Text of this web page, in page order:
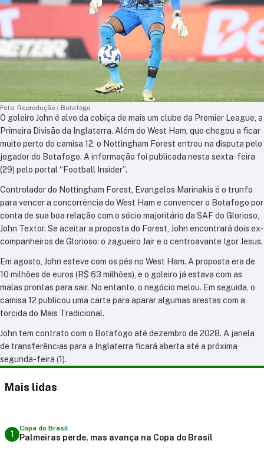
Foto: Reprodução / Botafogo
O goleiro John é alvo da cobiça de mais um clube da Premier League, a
Primeira Divisão da Inglaterra. Além do West Ham, que chegou a ficar
muito perto do camisa 12, o Nottingham Forest entrou na disputa pelo
jogador do Botafogo. A informação foi publicada nesta sexta-feira
(29) pelo portal “Football Insider”.
Controlador do Nottingham Forest, Evangelos Marinakis é o trunfo
para vencer a concorrência do West Ham e convencer o Botafogo por
conta de sua boa relação com o sócio majoritário da SAF do Glorioso,
John Textor. Se aceitar a proposta do Forest, John encontrará dois ex-
companheiros de Glorioso: o zagueiro Jair e o centroavante Igor Jesus.
Em agosto, John esteve com os pés no West Ham. A proposta era de
10 milhões de euros (R$ 63 milhões), e o goleiro já estava com as
malas prontas para sair. No entanto, o negócio melou. Em seguida, o
camisa 12 publicou uma carta para aparar algumas arestas com a
torcida do Mais Tradicional.
John tem contrato com o Botafogo até dezembro de 2028. A janela
de transferências para a Inglaterra ficará aberta até a próxima
segunda-feira (1).
Mais lidas
1
Copa do Brasil
Palmeiras perde, mas avança na Copa do Brasil